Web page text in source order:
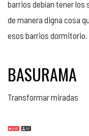
barrios debían tener los
de manera digna cosa
esos barrios dormitorio. .
BASURAMA
Transformar miradas